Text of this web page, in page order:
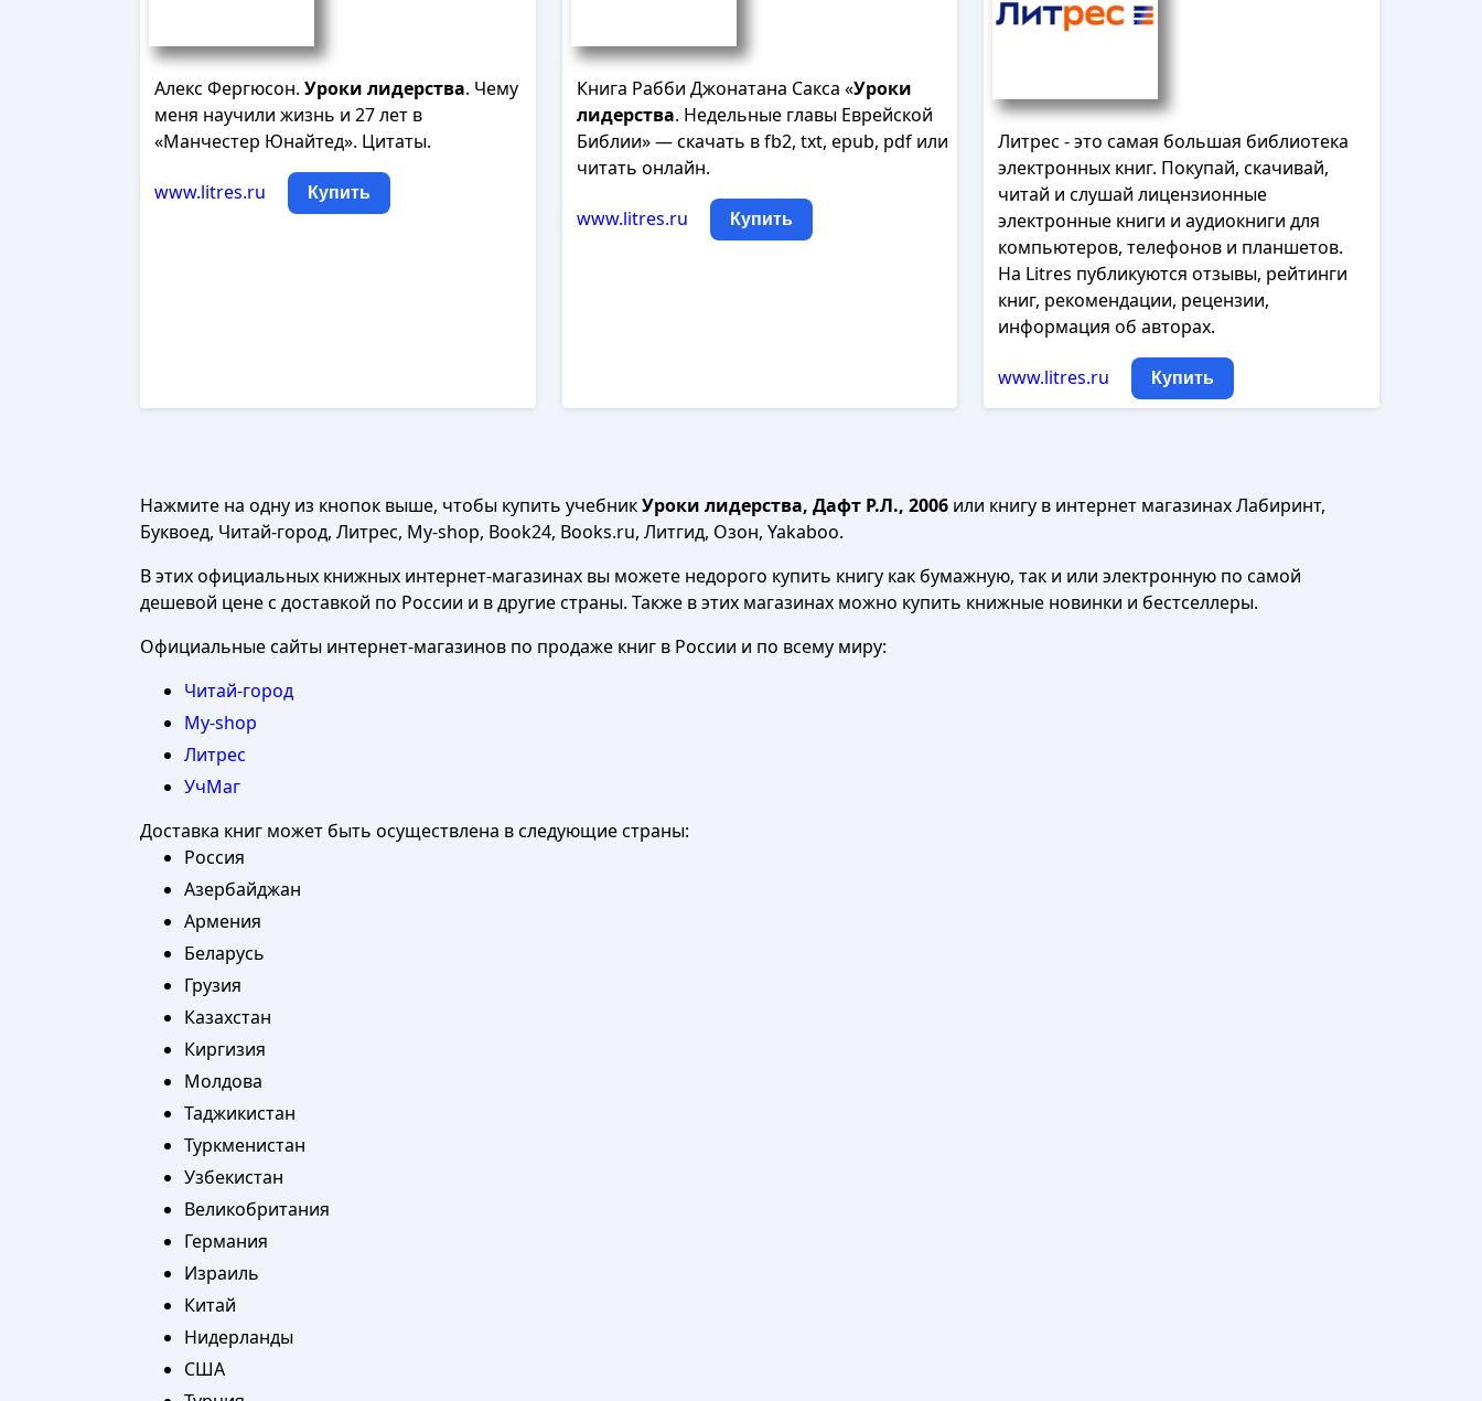
Алекс Фергюсон. Уроки лидерства. Чему
меня научили жизнь и 27 лет в
«Манчестер Юнайтед». Цитаты.
www.litres.ru Купить
Книга Рабби Джонатана Сакса «Уроки
лидерства. Недельные главы Еврейской
Библии» — скачать в fb2, txt, epub, pdf или
читать онлайн.
www.litres.ru Купить
Литрес - это самая большая библиотека
электронных книг. Покупай, скачивай,
читай и слушай лицензионные
электронные книги и аудиокниги для
компьютеров, телефонов и планшетов.
На Litres публикуются отзывы, рейтинги
книг, рекомендации, рецензии,
информация об авторах.
www.litres.ru Купить
Нажмите на одну из кнопок выше, чтобы купить учебникУроки лидерства, Дафт Р.Л., 2006 или книгу в интернет магазинах Лабиринт,
Буквоед, Читай-город, Литрес, My-shop, Book24, Books.ru, Литгид, Озон, Yakaboo.
В этих официальных книжных интернет-магазинах вы можете недорого купить книгу как бумажную, так и или электронную по самой
дешевой цене с доставкой по России и в другие страны. Также в этих магазинах можно купить книжные новинки и бестселлеры.
Официальные сайты интернет-магазинов по продаже книг в России и по всему миру:
Читай-город
My-shop
Литрес
УчМаг
Доставка книг может быть осуществлена в следующие страны:
Россия
Азербайджан
Армения
Беларусь
Грузия
Казахстан
Киргизия
Молдова
Таджикистан
Туркменистан
Узбекистан
Великобритания
Германия
Израиль
Китай
Нидерланды
США